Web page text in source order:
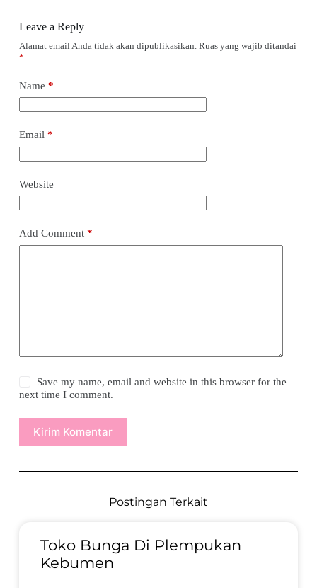
Leave a Reply
Alamat email Anda tidak akan dipublikasikan. Ruas yang wajib ditandai
*
Name *
Email*
Website
Add Comment*
Save my name, email and website in this browser for the
next time I comment.
Kirim Komentar
Postingan Terkait
Toko Bunga Di Plempukan
Kebumen